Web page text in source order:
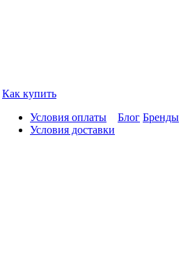
Как купить
Условия оплаты
Условия доставки
Блог Бренды